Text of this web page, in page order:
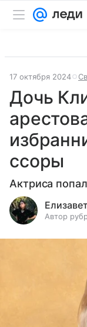
17 октября 2024
Дочь
ссоры
Актриса
Автор